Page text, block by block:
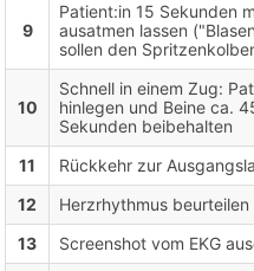
9
Patient:in 15 Sekunden
ausatmen lassen
sollen den
10
Schnell in einem Zug:
hinlegen und Beine ca.
Sekunden beibehalten
11
Rückkehr zur
12
Herzrhythmus beurteilen
13
Screenshot vom EKG